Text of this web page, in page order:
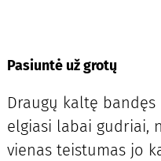
Pasiuntė už grotų
Draugų kaltę bandęs
elgiasi labai gudriai,
vienas teistumas jo